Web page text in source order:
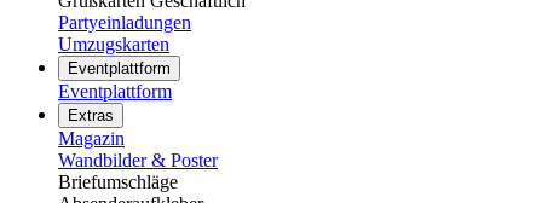
Partyeinladungen
Umzugskarten
Eventplattform
Eventplattform
Extras
Magazin
Wandbilder & Poster
Briefumschläge